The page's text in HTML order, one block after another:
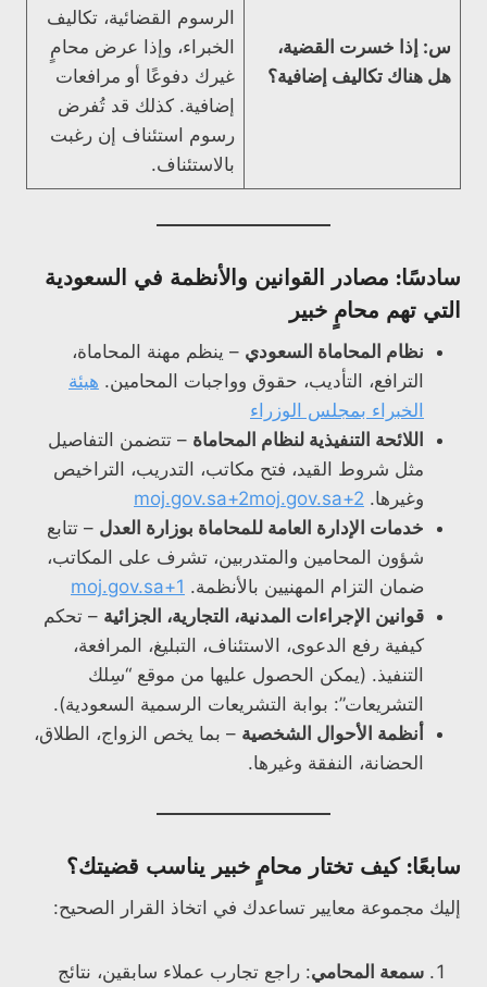
س: إذا خسرت القضية،
هل هناك تكاليف إضافية؟
الرسوم القضائية، تكاليف
الخبراء، وإذا عرض محامٍ
غيرك دفوعًا أو مرافعات
إضافية. كذلك قد تُفرض
رسوم استئناف إن رغبت
بالاستئناف.
سادسًا: مصادر القوانين والأنظمة في السعودية
التي تهم محامٍ خبير
نظام المحاماة السعودي – ينظم مهنة المحاماة،
الترافع، التأديب، حقوق وواجبات المحامين. هيئة
الخبراء بمجلس الوزراء
اللائحة التنفيذية لنظام المحاماة – تتضمن التفاصيل
مثل شروط القيد، فتح مكاتب، التدريب، التراخيص
وغيرها. moj.gov.sa+2moj.gov.sa+2
خدمات الإدارة العامة للمحاماة بوزارة العدل – تتابع
شؤون المحامين والمتدربين، تشرف على المكاتب،
ضمان التزام المهنيين بالأنظمة. moj.gov.sa+1
قوانين الإجراءات المدنية، التجارية، الجزائية – تحكم
كيفية رفع الدعوى، الاستئناف، التبليغ، المرافعة،
التنفيذ. (يمكن الحصول عليها من موقع “سِلك
التشريعات”: بوابة التشريعات الرسمية السعودية).
أنظمة الأحوال الشخصية – بما يخص الزواج، الطلاق،
الحضانة، النفقة وغيرها.
سابعًا: كيف تختار محامٍ خبير يناسب قضيتك؟
إليك مجموعة معايير تساعدك في اتخاذ القرار الصحيح:
سمعة المحامي: راجع تجارب عملاء سابقين، نتائج